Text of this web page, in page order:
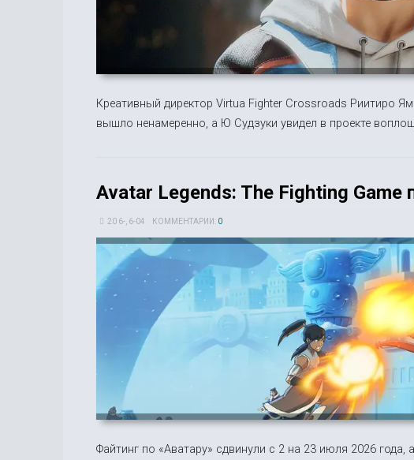
Креативный директор Virtua Fighter Crossroads Риитиро
вышло ненамеренно, а Ю Судзуки увидел в проекте
Avatar Legends: The Fighting Game
20 6-, 6-04 КОММЕНТАРИИ: 0
Файтинг по «Аватару» сдвинули с 2 на 23 июля 2026 года,